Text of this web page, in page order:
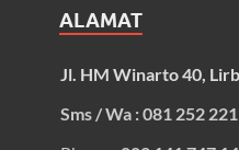
ALAMAT
Jl. HM Winarto 40,
Sms / Wa : 081 252